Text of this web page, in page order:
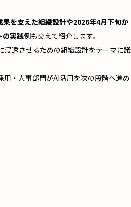
果を支えた組織設計や2026年4月下旬か
の実践例も交えて紹介します。
浸透させるための組織設計をテーマに議
・人事部門がAI活用を次の段階へ進め